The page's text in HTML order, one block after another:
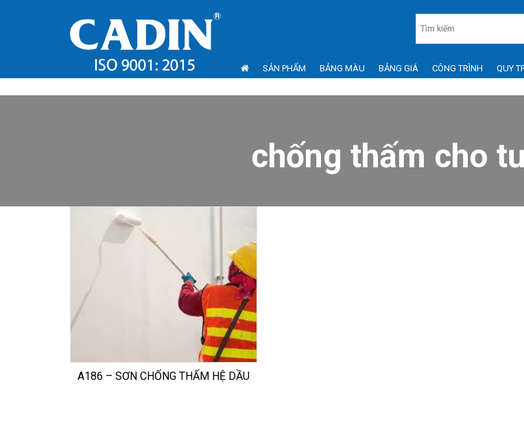
SẢN PHẨM BẢNG MÀU BẢNG GIÁ CÔNG TRÌNH QUY
chống thấm cho
A186 – SƠN CHỐNG THẤM HỆ DẦU